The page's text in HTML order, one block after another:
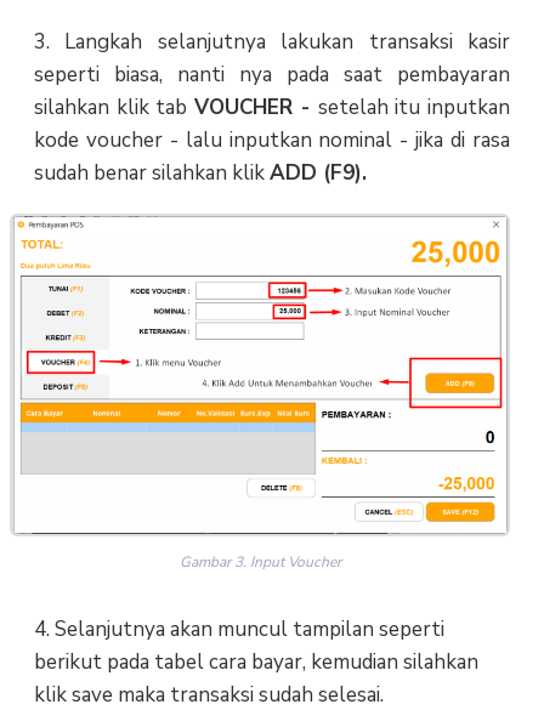
3. Langkah selanjutnya lakukan transaksi kasir
seperti biasa, nanti nya pada saat pembayaran
silahkan klik tabVOUCHER - setelah itu inputkan
kode voucher - lalu inputkan nominal - jika di rasa
sudah benar silahkan klikADD (F9).
Gambar 3. Input Voucher
4. Selanjutnya akan muncul tampilan seperti
berikut pada tabel cara bayar, kemudian silahkan
klik save maka transaksi sudah selesai.